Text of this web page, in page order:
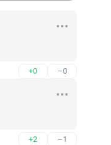
+0 –0
+2 –1